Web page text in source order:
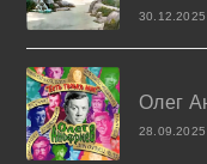
30.12.2025
Олег
28.09.2025